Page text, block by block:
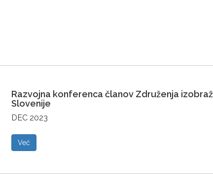
Razvojna konferenca članov Združenja
Slovenije
DEC 2023
Več